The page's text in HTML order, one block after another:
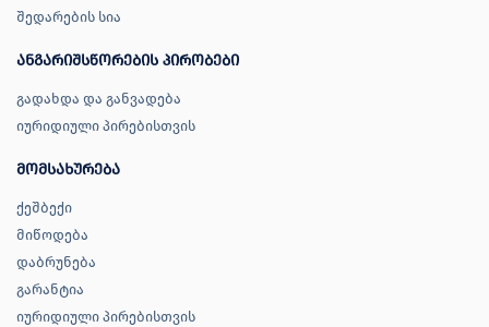
შედარების სია
ანგარიშსწორების პირობები
გადახდა და განვადება
იურიდიული პირებისთვის
მომსახურება
ქეშბექი
მიწოდება
დაბრუნება
გარანტია
იურიდიული პირებისთვის